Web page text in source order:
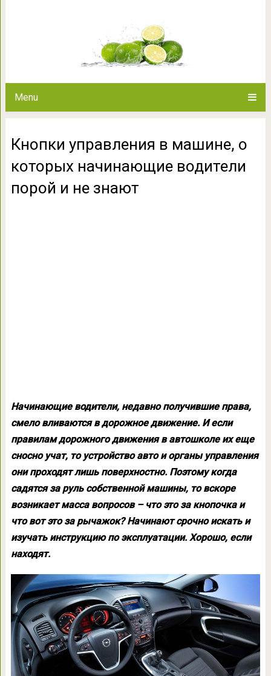
Menu
водители
Кнопки управления в машине, о
которых начинающие водители
порой и не знают
Начинающие водители, недавно получившие права,
смело вливаются в дорожное движение. И если
правилам дорожного движения в автошколе их еще
сносно учат, то устройство авто и органы управления
они проходят лишь поверхностно. Поэтому когда
садятся за руль собственной машины, то вскоре
возникает масса вопросов – что это за кнопочка и
что вот это за рычажок? Начинают срочно искать и
изучать инструкцию по эксплуатации. Хорошо, если
находят.